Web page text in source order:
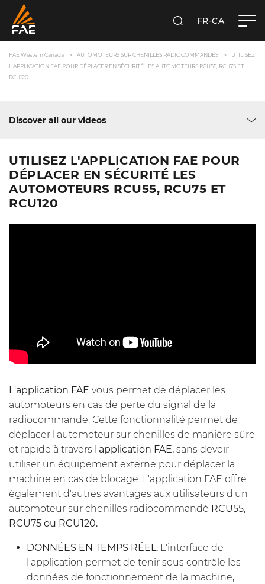
RECHERCHER
FR-CA
FAE Western Canada AUTOMOTEURS SUR CHENILLES RADIOCOMMANDÉS
UTILISEZ
L'APPLICATION FAE POUR DÉPLACER EN SÉCURITÉ LES AUTOMOTEURS RCU55, RCU75 ET
RCU120
Discover all our videos
UTILISEZ L'APPLICATION FAE POUR
DÉPLACER EN SÉCURITÉ LES
AUTOMOTEURS RCU55, RCU75 ET
RCU120
L'application FAE vous permet de déplacer les
automoteurs en cas de perte du signal de la
radiocommande. Cette fonctionnalité permet de
déplacer l'automoteur sur chenilles de manière sûre
et rapide à travers l'application FAE, sans devoir
utiliser un équipement externe pour déplacer la
machine en cas de blocage. L'application FAE offre
également d'autres avantages aux utilisateurs d'un
automoteur sur chenilles radiocommandé RCU55,
RCU75 ou RCU120.
DONNÉES EN TEMPS RÉEL. L'interface de
l'application permet de tenir sous contrôle les
données de fonctionnement de la machine,